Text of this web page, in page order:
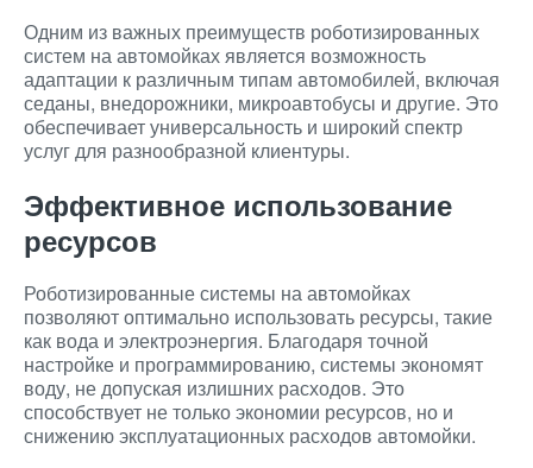
Одним из важных преимуществ роботизированных
систем на автомойках является возможность
адаптации к различным типам автомобилей, включая
седаны, внедорожники, микроавтобусы и другие. Это
обеспечивает универсальность и широкий спектр
услуг для разнообразной клиентуры.
Эффективное использование
ресурсов
Роботизированные системы на автомойках
позволяют оптимально использовать ресурсы, такие
как вода и электроэнергия. Благодаря точной
настройке и программированию, системы экономят
воду, не допуская излишних расходов. Это
способствует не только экономии ресурсов, но и
снижению эксплуатационных расходов автомойки.